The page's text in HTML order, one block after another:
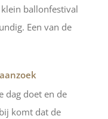
ballonfestival
Een van de
dag doet en de
komt dat de